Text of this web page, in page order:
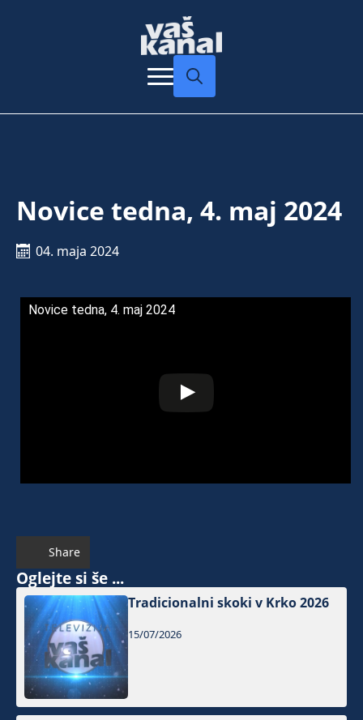
Novice tedna, 4. maj 2024
04. maja 2024
Novice tedna, 4. maj 2024
Share
Oglejte si še ...
Tradicionalni skoki v Krko 2026
15/07/2026